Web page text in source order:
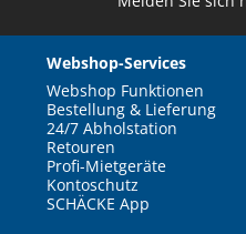
Webshop-Services
Webshop Funktionen
Bestellung & Lieferung
24/7 Abholstation
Retouren
Profi-Mietgeräte
Kontoschutz
SCHÄCKE App